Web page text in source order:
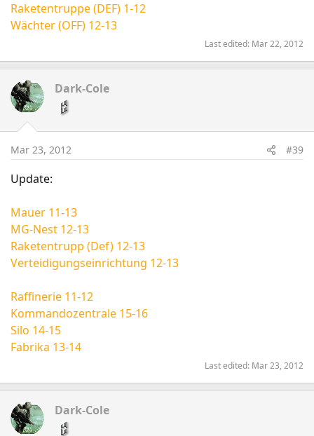
Raketentruppe (DEF) 1-12
Wächter (OFF) 12-13
Last edited: Mar 22, 2012
Dark-Cole
Mar 23, 2012 #39
Update:
Mauer 11-13
MG-Nest 12-13
Raketentrupp (Def) 12-13
Verteidigungseinrichtung 12-13
Raffinerie 11-12
Kommandozentrale 15-16
Silo 14-15
Fabrika 13-14
Last edited: Mar 23, 2012
Dark-Cole